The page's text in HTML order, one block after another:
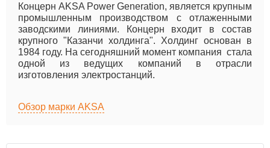
Концерн AKSA Power Generation, является крупным
промышленным производством с отлаженными
заводскими линиями. Концерн входит в состав
крупного "Казанчи холдинга". Холдинг основан в
1984 году. На сегодняшний момент компания стала
одной из ведущих компаний в отрасли
изготовления электростанций.
Обзор марки AKSA